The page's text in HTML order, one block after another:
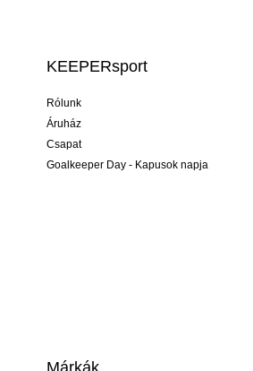
KEEPERsport
Rólunk
Áruház
Csapat
Goalkeeper Day - Kapusok napja
Márkák